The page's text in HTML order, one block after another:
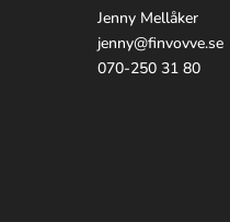
Jenny Mellåker
jenny@finvovve.se
070-250 31 80